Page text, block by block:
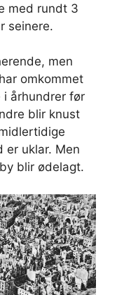
med rundt 3
seinere.
men
omkommet
århundrer før
blir knust
er uklar. Men
blir ødelagt.